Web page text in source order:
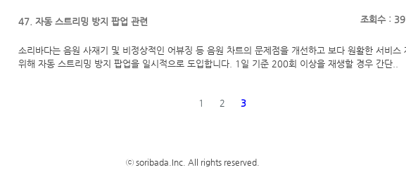
47. 자동 스트리밍 방지 팝업 관련 조회수 :
소리바다는 음원 사재기 및 비정상적인 어뷰징 등 음원 차트의 문제점을 개선하고 보다 원활한 서비스
위해 자동 스트리밍 방지 팝업을 일시적으로 도입합니다. 1일 기준 200회 이상을 재생할 경우 간단..
1 2 3
ⓒ soribada.Inc. All rights reserved.